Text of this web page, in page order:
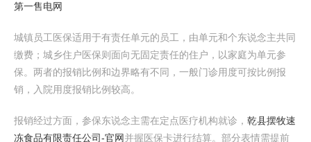
第一售电网
城镇员工医保适用于有责任单元的员工，由单元和个东说念主共同
缴费；城乡住户医保则面向无固定责任的住户，以家庭为单元参
保。两者的报销比例和边界略有不同，一般门诊用度可按比例报
销，入院用度报销比例较高。
报销经过方面，参保东说念主需在定点医疗机构就诊， 乾县摆牧速
冻食品有限责任公司-官网并握医保卡进行结算。部分表情需提前